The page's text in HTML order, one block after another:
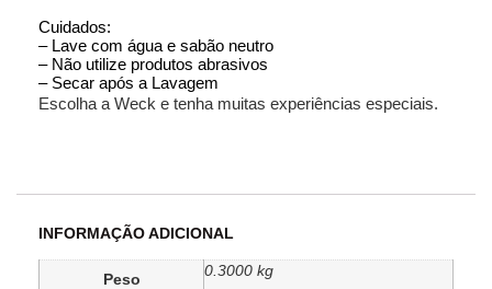
Cuidados:
– Lave com água e sabão neutro
– Não utilize produtos abrasivos
– Secar após a Lavagem
Escolha a Weck e tenha muitas experiências especiais.
INFORMAÇÃO ADICIONAL
Peso
0.3000 kg